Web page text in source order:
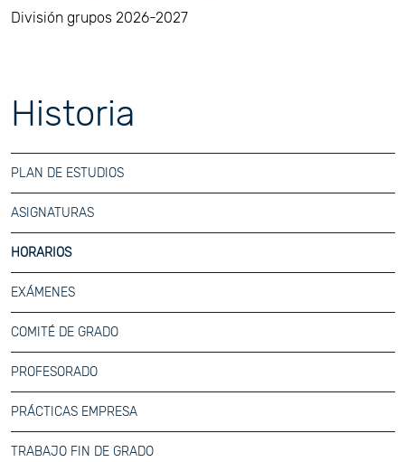
División grupos 2026-2027
Historia
PLAN DE ESTUDIOS
ASIGNATURAS
HORARIOS
EXÁMENES
COMITÉ DE GRADO
PROFESORADO
PRÁCTICAS EMPRESA
TRABAJO FIN DE GRADO